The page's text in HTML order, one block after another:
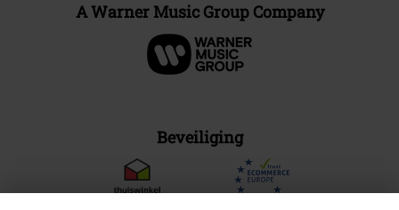
A Warner Music Group Company
Beveiliging